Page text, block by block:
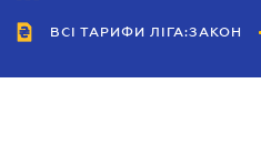
ВСІ ТАРИФИ ЛІГА:ЗАКОН